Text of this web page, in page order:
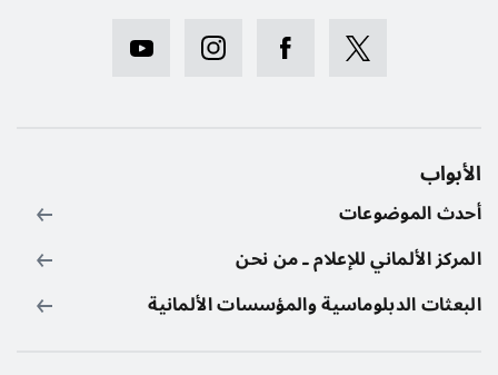
الأبواب
أحدث الموضوعات
المركز الألماني للإعلام ـ من نحن
البعثات الدبلوماسية والمؤسسات الألمانية